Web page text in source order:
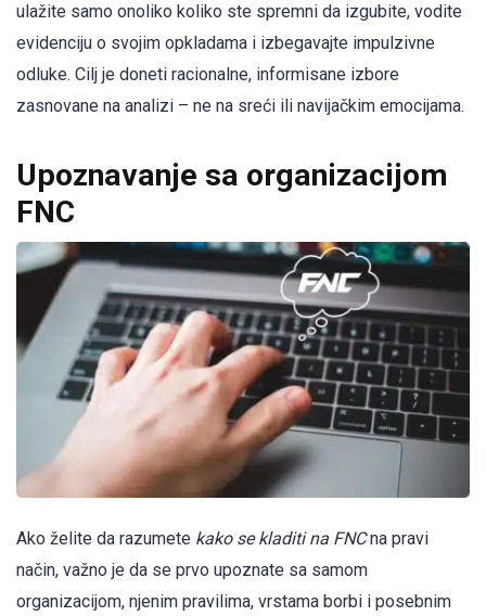
ulažite samo onoliko koliko ste spremni da izgubite, vodite
evidenciju o svojim opkladama i izbegavajte impulzivne
odluke. Cilj je doneti racionalne, informisane izbore
zasnovane na analizi – ne na sreći ili navijačkim emocijama.
Upoznavanje sa organizacijom
FNC
Ako želite da razumete kako se kladiti na FNCna pravi
način, važno je da se prvo upoznate sa samom
organizacijom, njenim pravilima, vrstama borbi i posebnim